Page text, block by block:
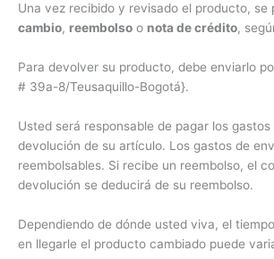
Una vez recibido y revisado el producto, se
cambio, reembolso o nota de crédito,
Para devolver su producto, debe enviarlo
# 39a-8/Teusaquillo-Bogotá}.
Usted será responsable de pagar los
devolución de su artículo. Los gastos de
reembolsables. Si recibe un reembolso, el
devolución se deducirá de su reembolso.
Dependiendo de dónde usted viva, el
en llegarle el producto cambiado puede